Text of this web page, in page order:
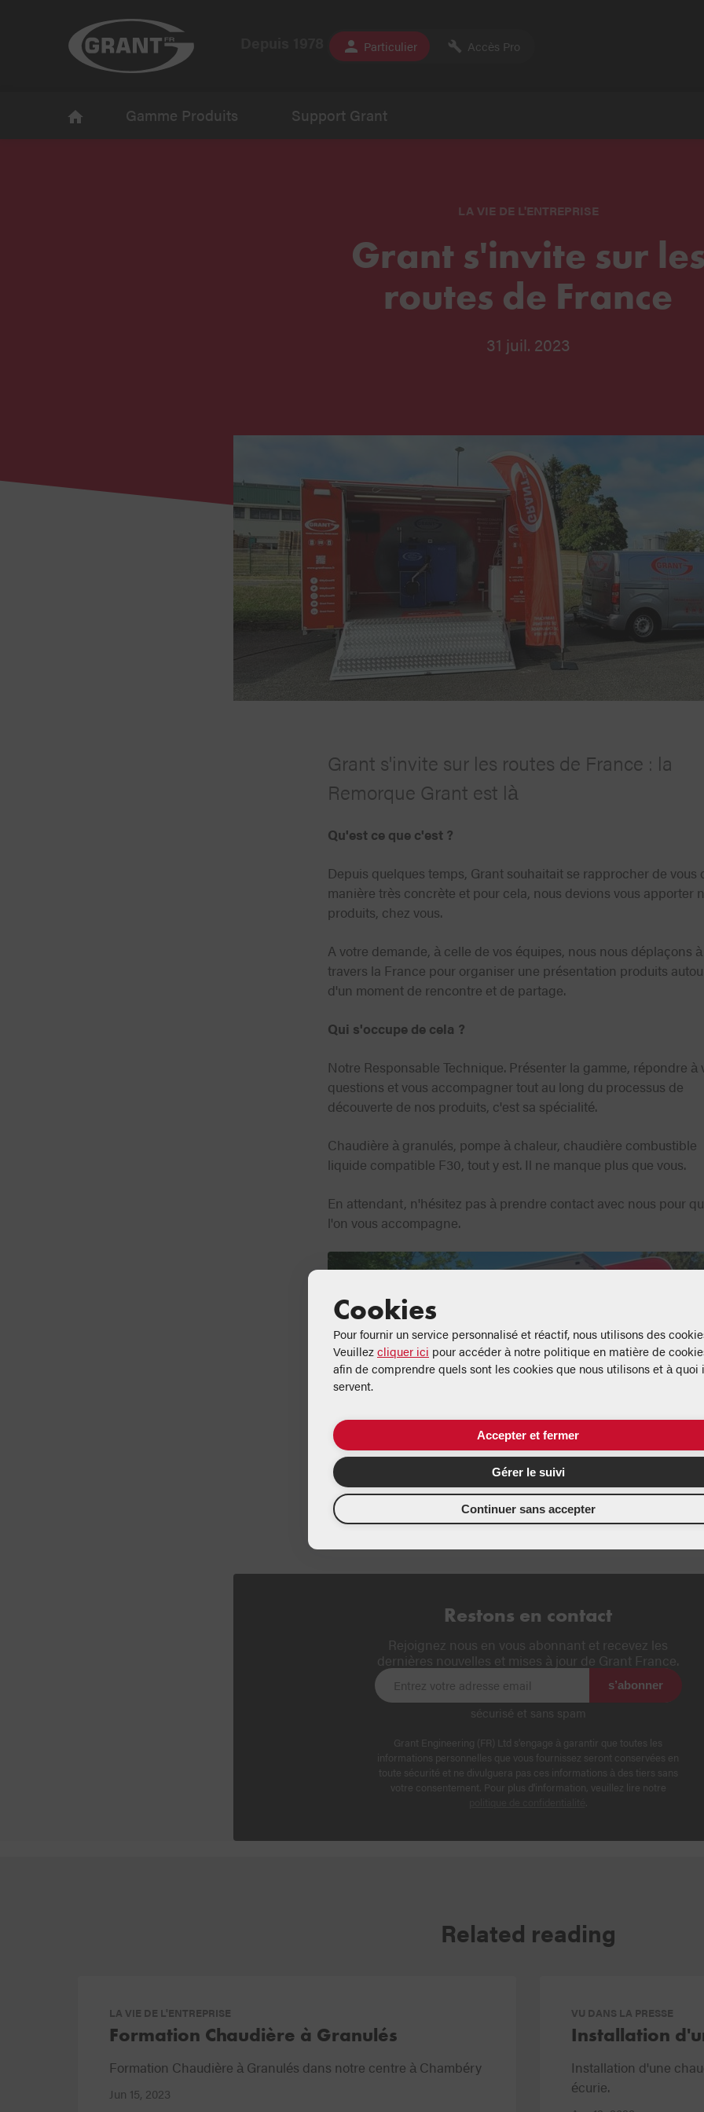
Particulier Accès Pro
Gamme Produits Support Grant
LA VIE DE L'ENTREPRISE
Grant s'invite sur les
routes de France
31 juil. 2023
Grant s'invite sur les routes de France : la
Remorque Grant est là
Qu'est ce que c'est ?
Depuis quelques temps, Grant souhaitait se rapprocher de vous
manière très concrète et pour cela, nous devions vous apporter
produits, chez vous.
A votre demande, à celle de vos équipes, nous nous déplaçons à
travers la France pour organiser une présentation produits
d'un moment de rencontre et de partage.
Qui s'occupe de cela ?
Notre Responsable Technique. Présenter la gamme, répondre à
questions et vous accompagner tout au long du processus de
découverte de nos produits, c'est sa spécialité.
Chaudière à granulés, pompe à chaleur, chaudière combustible
liquide compatible F30, tout y est. Il ne manque plus que vous.
En attendant, n'hésitez pas à prendre contact avec nous pour
l'on vous accompagne.
Restons en contact
Rejoignez nous en vous abonnant et recevez les
dernières nouvelles et mises à jour de Grant France.
s’abonner
sécurisé et sans spam
Grant Engineering (FR) Ltd s'engage à garantir que toutes les
informations personnelles que vous fournissez seront conservées en
toute sécurité et ne divulguera pas ces informations à des tiers sans
votre consentement. Pour plus d'information, veuillez lire notre
Related reading
LA VIE DE L'ENTREPRISE
Formation Chaudière à Granulés
Formation Chaudière à Granulés dans notre centre à Chambéry
Jun 15, 2023
VU DANS LA PRESSE
Installation
Installation d'une
écurie.
Cookies
Pour fournir un service personnalisé et réactif, nous utilisons des
Veuillezcliquer ici pour accéder à notre politique en matière de
afin de comprendre quels sont les cookies que nous utilisons et à quoi
servent.
Accepter et fermer
Gérer le suivi
Continuer sans accepter